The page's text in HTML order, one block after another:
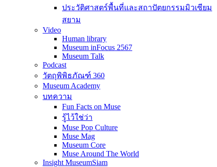
ประวัติศาสตร์พื้นที่และสถาปัตยกรรมมิวเซียม
สยาม
Video
Human library
Museum inFocus 2567
Museum Talk
Podcast
วัตถุพิพิธภัณฑ์ 360
Museum Academy
บทความ
Fun Facts on Muse
รู้ไว้ใช่ว่า
Muse Pop Culture
Muse Mag
Museum Core
Muse Around The World
Insight MuseumSiam